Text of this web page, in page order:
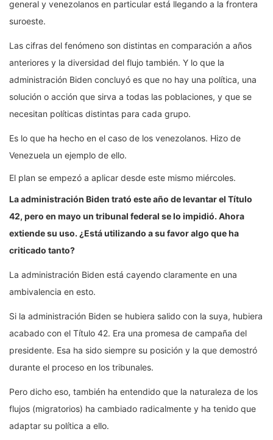
general y venezolanos en particular está llegando a la frontera
suroeste.
Las cifras del fenómeno son distintas en comparación a años
anteriores y la diversidad del flujo también. Y lo que la
administración Biden concluyó es que no hay una política, una
solución o acción que sirva a todas las poblaciones, y que se
necesitan políticas distintas para cada grupo.
Es lo que ha hecho en el caso de los venezolanos. Hizo de
Venezuela un ejemplo de ello.
El plan se empezó a aplicar desde este mismo miércoles.
La administración Biden trató este año de levantar el Título
42, pero en mayo un tribunal federal se lo impidió. Ahora
extiende su uso. ¿Estáutilizando a su favor algo que ha
criticado tanto?
La administración Biden está cayendo claramente en una
ambivalencia en esto.
Si la administración Biden se hubiera salido con la suya, hubiera
acabado con el Título 42. Era una promesa de campaña del
presidente. Esa ha sido siempre su posición y la que demostró
durante el proceso en los tribunales.
Pero dicho eso, también ha entendido que la naturaleza de los
flujos (migratorios) ha cambiado radicalmente y ha tenido que
adaptar su política a ello.